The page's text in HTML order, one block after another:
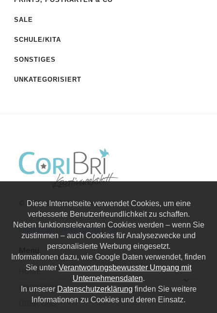
SALE
SCHULE/KITA
SONSTIGES
UNKATEGORISIERT
© 2026 | CoriBri Kreativwerkstatt
Impressum|Datenschutz|AGB
HOME
PRODUKTE
ÜBER UNS
Diese Internetseite verwendet Cookies, um eine
verbesserte Benutzerfreundlichkeit zu schaffen.
Neben funktionsrelevanten Cookies werden – wenn Sie
zustimmen – auch Cookies für Analysezwecke und
personalisierte Werbung eingesetzt.
Informationen dazu, wie Google Daten verwendet, finden
Sie unter Verantwortungsbewusster Umgang mit
Unternehmensdaten.
In unserer Datenschutzerklärung finden Sie weitere
Informationen zu Cookies und deren Einsatz.